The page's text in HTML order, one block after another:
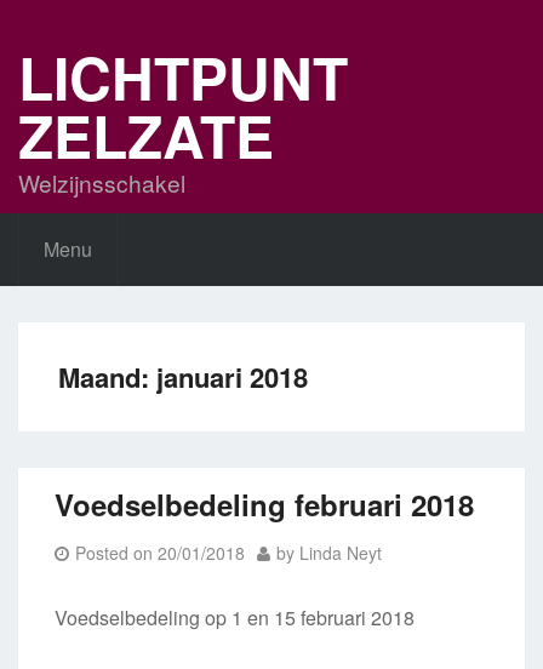
LICHTPUNT
ZELZATE
Welzijnsschakel
Menu
Maand: januari 2018
Voedselbedeling februari 2018
Posted on 20/01/2018 by Linda Neyt
Voedselbedeling op 1 en 15 februari 2018